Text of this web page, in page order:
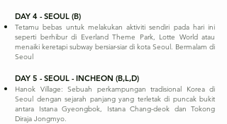
DAY 4 - SEOUL (B)
Tetamu bebas untuk melakukan aktiviti sendiri pada hari ini
seperti berhibur di Everland Theme Park, Lotte World atau
menaiki keretapi subway bersiar-siar di kota Seoul. Bermalam di
Seoul
DAY 5 - SEOUL - INCHEON (B,L,D)
Hanok Village: Sebuah perkampungan tradisional Korea di
Seoul dengan sejarah panjang yang terletak di puncak bukit
antara Istana Gyeongbok, Istana Chang-deok dan Tokong
Diraja Jongmyo.